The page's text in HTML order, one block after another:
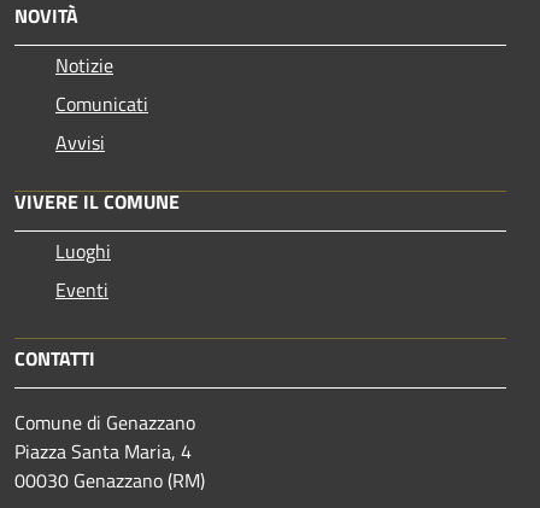
NOVITÀ
Notizie
Comunicati
Avvisi
VIVERE IL COMUNE
Luoghi
Eventi
CONTATTI
Comune di Genazzano
Piazza Santa Maria, 4
00030 Genazzano (RM)